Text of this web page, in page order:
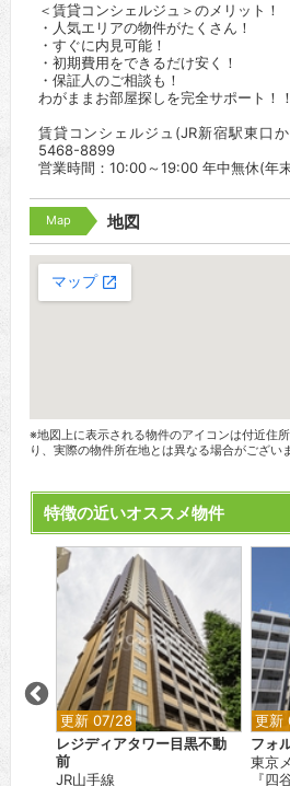
＜賃貸コンシェルジュ＞のメリット！
・人気エリアの物件がたくさん！
・すぐに内見可能！
・初期費用をできるだけ安く！
・保証人のご相談も！
わがままお部屋探しを完全サポート！！
賃貸コンシェルジュ(JR新宿駅東口
5468-8899
営業時間：10:00～19:00 年中無休(年
Map 地図
※地図上に表示される物件のアイコンは付近住
り、実際の物件所在地とは異なる場合がござい
特徴の近いオススメ物件
更新 07/28
レジディアタワー目黒不動
前
JR山手線
更新
フォ
東京
『四